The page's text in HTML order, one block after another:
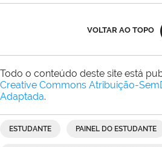
VOLTAR AO TOPO
Todo o conteúdo deste site está
Creative Commons Atribuição-
Adaptada.
ESTUDANTE PAINEL DO ESTUDANTE